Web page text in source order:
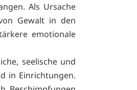
Als Ursache
Gewalt in den
emotionale
seelische und
in Einrichtungen.